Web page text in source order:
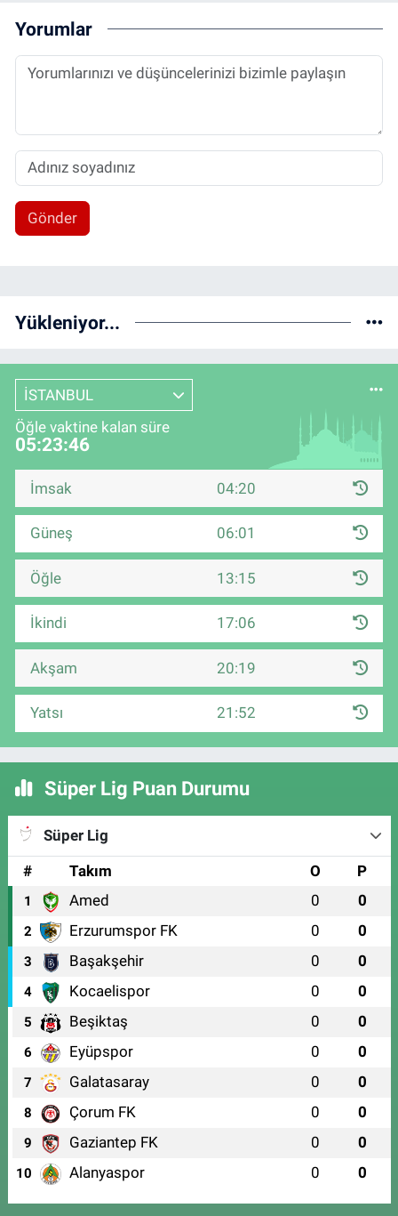
Yorumlar
Gönder
Yükleniyor...
İSTANBUL
Öğle vaktine kalan süre
05:23:46
İmsak 04:20
Güneş 06:01
Öğle 13:15
İkindi 17:06
Akşam 20:19
Yatsı 21:52
Süper Lig Puan Durumu
Süper Lig
#
Takım O P
1 Amed 0 0
2 Erzurumspor FK 0 0
3 Başakşehir 0 0
4 Kocaelispor 0 0
5 Beşiktaş 0 0
6 Eyüpspor 0 0
7 Galatasaray 0 0
8 Çorum FK 0 0
9 Gaziantep FK 0 0
10 Alanyaspor 0 0